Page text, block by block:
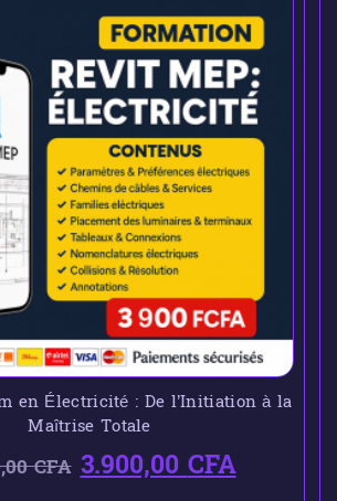
en Électricité : De l’Initiation à la
Maîtrise Totale
CFA 3.900,00CFA